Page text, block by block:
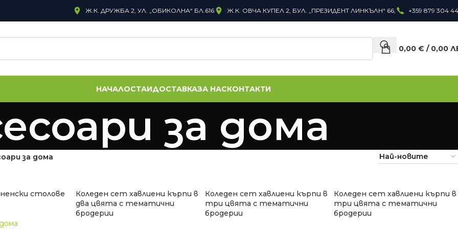
Ж.К. ДРУЖБА 2, УЛ. „ОБИКОЛНА“ БЛ.616 Ж.К. ОВЧА КУПЕЛ 2, БУЛ. „ПРЕЗИДЕНТ ЛИНКЪЛН“ 66, +359 879 304
0,00 € / 0,00
НАЧАЛОСТАИДОСТАВКАЗА НАСКОНТАКТИ
за дома
за дома
столове
Коледен сет хавлиени кърпи в
два цвята с тематични
бродерии
Коледен сет хавлиени кърпи в
три цвята с тематични
бродерии
Коледен сет хавлиени кърпи в
три цвята с тематични
бродерии